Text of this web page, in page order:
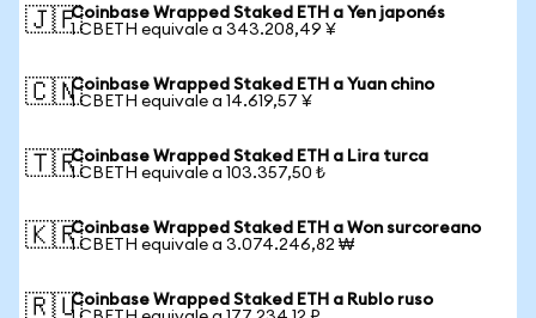
🇯🇵Coinbase Wrapped Staked ETH a Yen japonés
1 CBETH equivale a 343.208,49 ¥
🇨🇳Coinbase Wrapped Staked ETH a Yuan chino
1 CBETH equivale a 14.619,57 ¥
🇹🇷Coinbase Wrapped Staked ETH a Lira turca
1 CBETH equivale a 103.357,50 ₺
🇰🇷Coinbase Wrapped Staked ETH a Won surcoreano
1 CBETH equivale a 3.074.246,82 ₩
🇷🇺Coinbase Wrapped Staked ETH a Rublo ruso